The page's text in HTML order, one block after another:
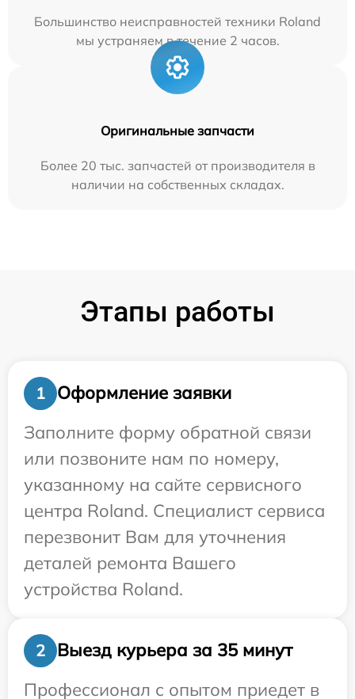
Большинство неисправностей техники Roland
мы устраняем в течение 2 часов.
Оригинальные запчасти
Более 20 тыс. запчастей от производителя в
наличии на собственных складах.
Этапы работы
1
Оформление заявки
Заполните форму обратной связи
или позвоните нам по номеру,
указанному на сайте сервисного
центра Roland. Специалист сервиса
перезвонит Вам для уточнения
деталей ремонта Вашего
устройства Roland.
2
Выезд курьера за 35 минут
Профессионал с опытом приедет в